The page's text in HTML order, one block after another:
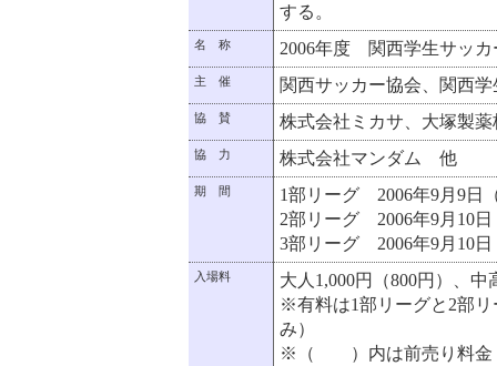
する。
名 称 2006年度 関西学生サッカ
主 催 関西サッカー協会、関西
協 賛 株式会社ミカサ、大塚製
協 力 株式会社マンダム 他
期 間
1部リーグ 2006年9月9日
2部リーグ 2006年9月10日
3部リーグ 2006年9月10日
入場料
大人1,000円（800円）、
※有料は1部リーグと2部
み）
※（ ）内は前売り料金